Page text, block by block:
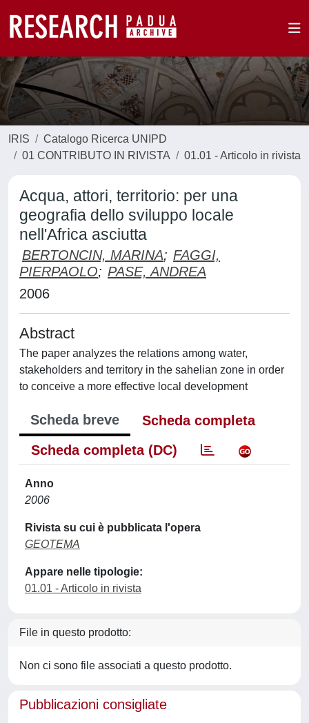
IRIS
Catalogo Ricerca UNIPD
01 CONTRIBUTO IN RIVISTA
01.01 - Articolo in rivista
Acqua, attori, territorio: per una
geografia dello sviluppo locale
nell'Africa asciutta
BERTONCIN, MARINA; FAGGI,
PIERPAOLO; PASE, ANDREA
2006
Abstract
The paper analyzes the relations among water,
stakeholders and territory in the sahelian zone in order
to conceive a more effective local development
Scheda breve
Scheda completa
Scheda completa (DC)
Anno
2006
Rivista su cui è pubblicata l'opera
GEOTEMA
Appare nelle tipologie:
01.01 - Articolo in rivista
File in questo prodotto:
Non ci sono file associati a questo prodotto.
Pubblicazioni consigliate